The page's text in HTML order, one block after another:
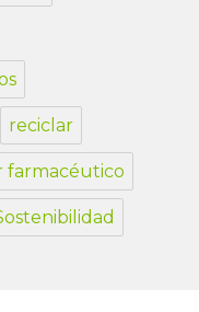
reciclar
farmacéutico